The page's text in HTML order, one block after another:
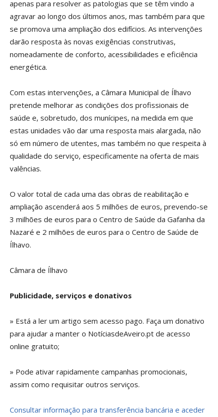
apenas para resolver as patologias que se têm vindo a
agravar ao longo dos últimos anos, mas também para que
se promova uma ampliação dos edifícios. As intervenções
darão resposta às novas exigências construtivas,
nomeadamente de conforto, acessibilidades e eficiência
energética.
Com estas intervenções, a Câmara Municipal de Ílhavo
pretende melhorar as condições dos profissionais de
saúde e, sobretudo, dos munícipes, na medida em que
estas unidades vão dar uma resposta mais alargada, não
só em número de utentes, mas também no que respeita à
qualidade do serviço, especificamente na oferta de mais
valências.
O valor total de cada uma das obras de reabilitação e
ampliação ascenderá aos 5 milhões de euros, prevendo-se
3 milhões de euros para o Centro de Saúde da Gafanha da
Nazaré e 2 milhões de euros para o Centro de Saúde de
Ílhavo.
Câmara de Ílhavo
Publicidade, serviços e donativos
» Está a ler um artigo sem acesso pago. Faça um donativo
para ajudar a manter o NotíciasdeAveiro.pt de acesso
online gratuito;
» Pode ativar rapidamente campanhas promocionais,
assim como requisitar outros serviços.
Consultar informação para transferência bancária e aceder